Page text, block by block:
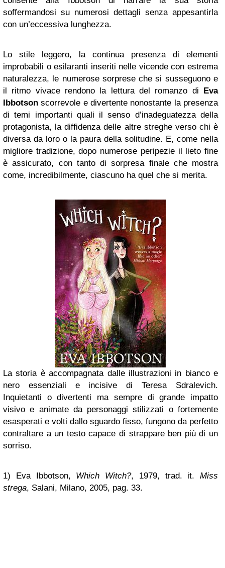
soffermandosi su numerosi dettagli senza appesantirla
con un’eccessiva lunghezza.
Lo stile leggero, la continua presenza di elementi
improbabili o esilaranti inseriti nelle vicende con estrema
naturalezza, le numerose sorprese che si susseguono e
il ritmo vivace rendono la lettura del romanzo di Eva
Ibbotson scorrevole e divertente nonostante la presenza
di temi importanti quali il senso d’inadeguatezza della
protagonista, la diffidenza delle altre streghe verso chi è
diversa da loro o la paura della solitudine. E, come nella
migliore tradizione, dopo numerose peripezie il lieto fine
è assicurato, con tanto di sorpresa finale che mostra
come, incredibilmente, ciascuno ha quel che si merita.
La storia è accompagnata dalle illustrazioni in bianco e
nero essenziali e incisive di Teresa Sdralevich.
Inquietanti o divertenti ma sempre di grande impatto
visivo e animate da personaggi stilizzati o fortemente
esasperati e volti dallo sguardo fisso, fungono da perfetto
contraltare a un testo capace di strappare ben più di un
sorriso.
1) Eva Ibbotson, Which Witch?, 1979, trad. it. Miss
strega, Salani, Milano, 2005, pag. 33.